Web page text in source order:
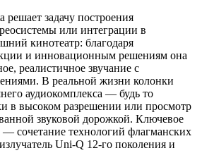
задачу построения
или интеграции в
кинотеатр: благодаря
и инновационным решениям она
реалистичное звучание с
В реальной жизни колонки
аудиокомплекса — будь то
в высоком разрешении или просмотр
звуковой дорожкой. Ключевое
сочетание технологий флагманских
Uni‑Q 12‑го поколения и